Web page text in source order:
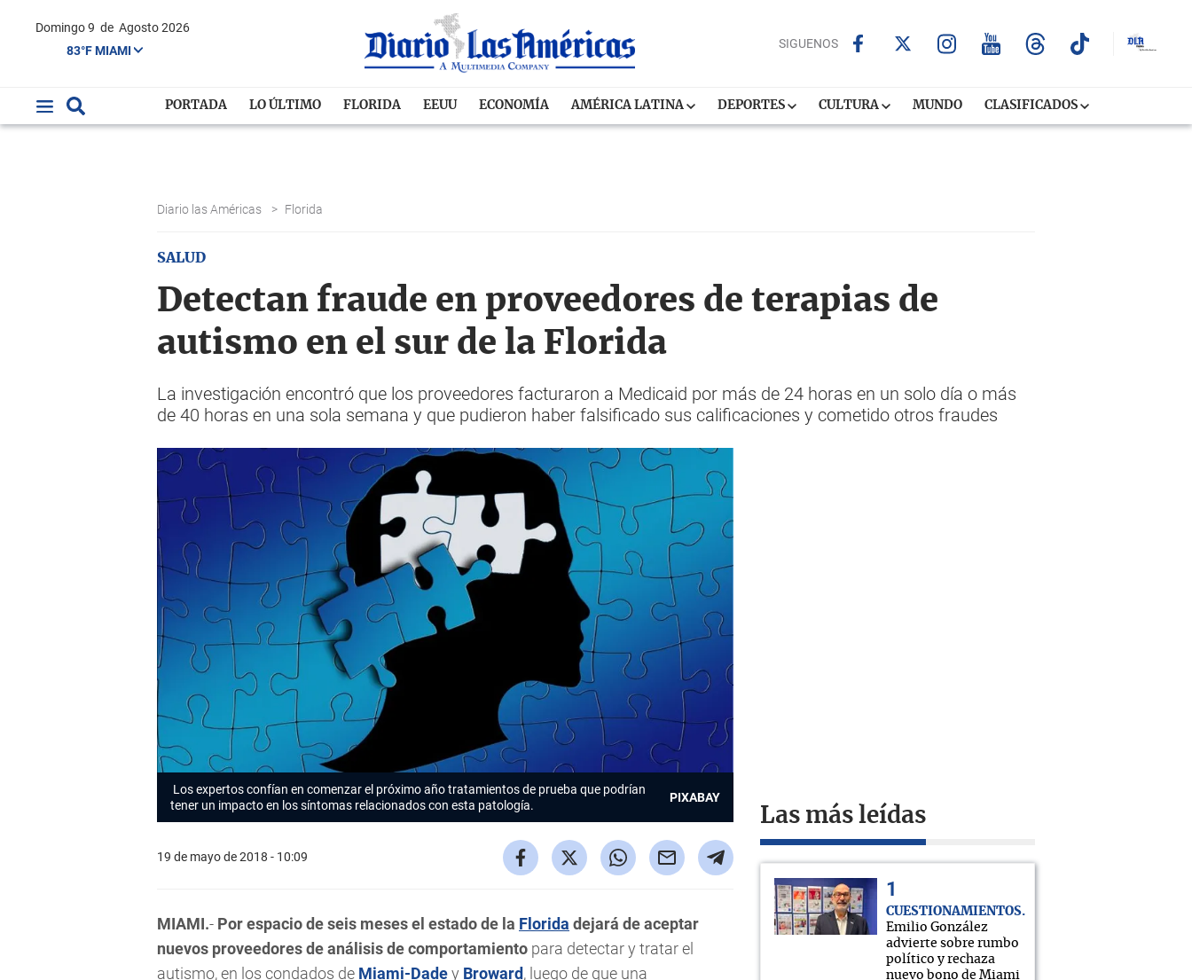
Domingo 9 de Agosto 2026
83°F MIAMI
SIGUENOS
PORTADA LO ÚLTIMO FLORIDA EEUU ECONOMÍA AMÉRICA LATINA DEPORTES CULTURA MUNDO CLASIFICADOS
Diario las Américas > Florida
SALUD
Detectan fraude en proveedores de terapias de
autismo en el sur de la Florida
La investigación encontró que los proveedores facturaron a Medicaid por más de 24 horas en un solo día o más
de 40 horas en una sola semana y que pudieron haber falsificado sus calificaciones y cometido otros fraudes
Los expertos confían en comenzar el próximo año tratamientos de prueba que podrían
tener un impacto en los síntomas relacionados con esta patología.
PIXABAY
19 de mayo de 2018 - 10:09
MIAMI.- Por espacio de seis meses el estado de la Florida dejará de aceptar
nuevos proveedores de análisis de comportamiento para detectar y tratar el
autismo, en los condados de Miami-Dadey Broward, luego de que una
Las más leídas
CUESTIONAMIENTOS
Emilio González
advierte sobre rumbo
político y rechaza
nuevo bono de Miami